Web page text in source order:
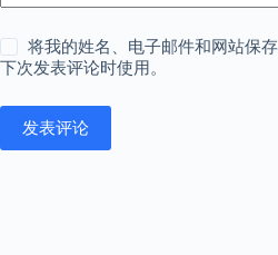
将我的姓名、电子邮件和网站保
下次发表评论时使用。
发表评论